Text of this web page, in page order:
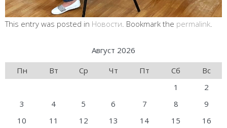
This entry was posted in Новости. Bookmark the permalink.
Август 2026
Пн
Вт Ср Чт Пт Сб
Вс
1
2
3
4 5 6 7 8
9
10
11 12 13 14 15
16